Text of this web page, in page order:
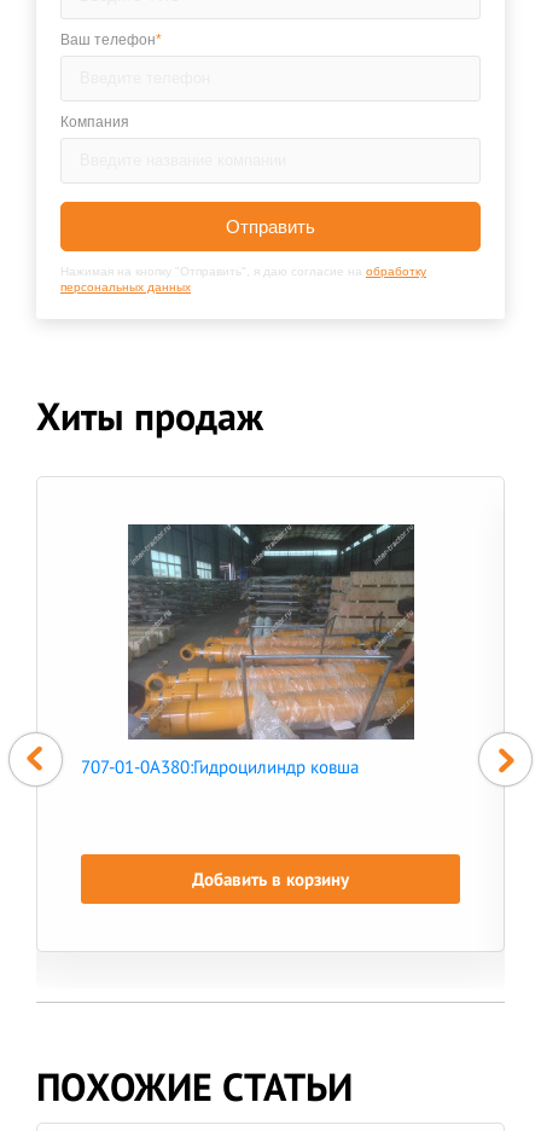
Ваш телефон*
Компания
Нажимая на кнопку "Отправить", я даю согласие на обработку
персональных данных
Отправить
Хиты продаж
707-01-0A380:Гидроцилиндр ковша
Добавить в корзину
ПОХОЖИЕ СТАТЬИ